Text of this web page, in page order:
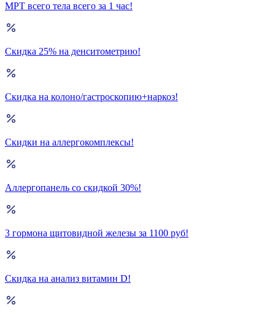
МРТ всего тела всего за 1 час!
Скидка 25% на денситометрию!
Скидка на колоно/гастроскопию+наркоз!
Скидки на аллергокомплексы!
Аллергопанель со скидкой 30%!
3 гормона щитовидной железы за 1100 руб!
Скидка на анализ витамин D!